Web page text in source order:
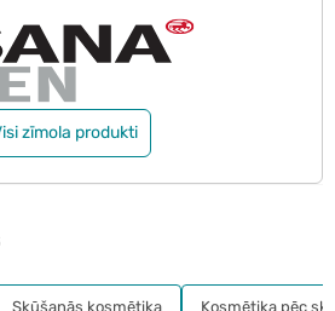
zīmola produkti
Skūšanās kosmētika Kosmētika pēc